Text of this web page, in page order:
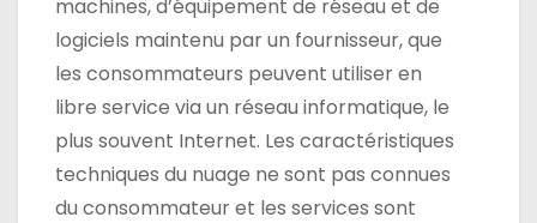
machines, d’équipement de réseau et de
logiciels maintenu par un fournisseur, que
les consommateurs peuvent utiliser en
libre service via un réseau informatique, le
plus souvent Internet. Les caractéristiques
techniques du nuage ne sont pas connues
du consommateur et les services sont